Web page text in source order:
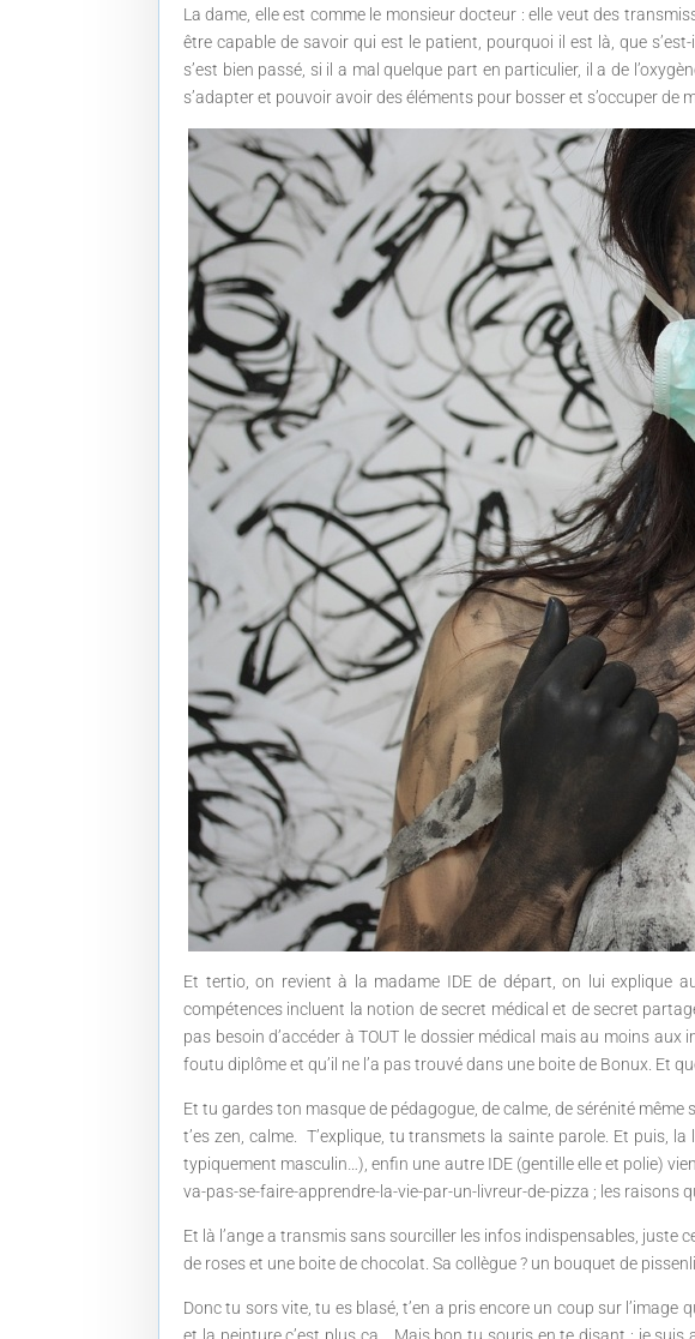
La dame, elle est comme le monsieur docteur : elle veut des
être capable de savoir qui est le patient, pourquoi il est là, que
s’est bien passé, si il a mal quelque part en particulier, il a de
s’adapter et pouvoir avoir des éléments pour bosser et s’occuper de
Et tertio, on revient à la madame IDE de départ, on lui explique
compétences incluent la notion de secret médical et de secret
pas besoin d’accéder à TOUT le dossier médical mais au moins
foutu diplôme et qu’il ne l’a pas trouvé dans une boite de Bonux. Et
Et tu gardes ton masque de pédagogue, de calme, de sérénité
t’es zen, calme. T’explique, tu transmets la sainte parole. Et puis,
typiquement masculin…), enfin une autre IDE (gentille elle et polie)
va-pas-se-faire-apprendre-la-vie-par-un-livreur-de-pizza ; les raisons
Et là l’ange a transmis sans sourciller les infos indispensables, juste
de roses et une boite de chocolat. Sa collègue ? un bouquet de
Donc tu sors vite, tu es blasé, t’en a pris encore un coup sur
et la peinture c’est plus ça… Mais bon tu souris en te disant : je